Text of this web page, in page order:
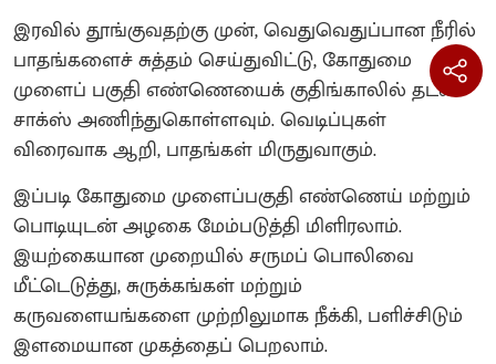
இரவில் தூங்குவதற்கு முன், வெதுவெதுப்பான நீரில்
பாதங்களைச் சுத்தம் செய்துவிட்டு, கோதுமை
முளைப் பகுதி எண்ணெயைக் குதிங்காலில் தடவி
சாக்ஸ் அணிந்துகொள்ளவும். வெடிப்புகள்
விரைவாக ஆறி, பாதங்கள் மிருதுவாகும்.
இப்படி கோதுமை முளைப்பகுதி எண்ணெய் மற்றும்
பொடியுடன் அழகை மேம்படுத்தி மிளிரலாம்.
இயற்கையான முறையில் சருமப் பொலிவை
மீட்டெடுத்து, சுருக்கங்கள் மற்றும்
கருவளையங்களை முற்றிலுமாக நீக்கி, பளிச்சிடும்
இளமையான முகத்தைப் பெறலாம்.